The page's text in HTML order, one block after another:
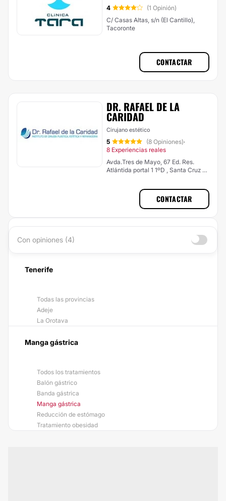
4
(1 Opinión)
C/ Casas Altas, s/n (El Cantillo),
Tacoronte
CONTACTAR
DR. RAFAEL DE LA
CARIDAD
Cirujano estético
5 (8 Opiniones)·
8 Experiencias reales
Avda.Tres de Mayo, 67 Ed. Res.
Atlántida portal 1 1ºD , Santa Cruz de
CONTACTAR
Con opiniones (4)
Tenerife
Todas las provincias
Adeje
La Orotava
Manga gástrica
Todos los tratamientos
Balón gástrico
Banda gástrica
Manga gástrica
Reducción de estómago
Tratamiento obesidad